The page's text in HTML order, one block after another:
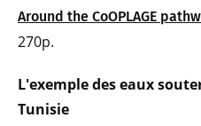
Around the CoOPLAGE
270p.
L'exemple des eaux
Tunisie